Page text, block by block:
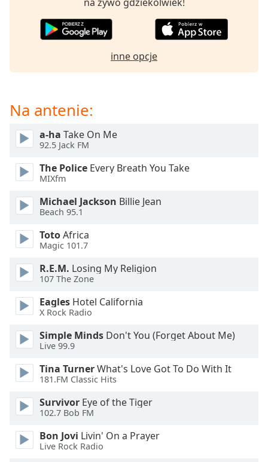
close
the
window.
Text
Color
Opacity
Color
Opacity
Caption
Area
Background
Color
Opacity
Font
inne opcje
Na antenie:
a-ha Take On Me
92.5 Jack FM
The Police Every Breath You Take
MIXfm
Michael Jackson Billie Jean
Beach 95.1
TotoAfrica
Magic 101.7
R.E.M. Losing My Religion
107 The Zone
Eagles Hotel California
X Rock Radio
Simple Minds Don't You (Forget About Me)
Live 99.9
Tina TurnerWhat's Love Got To Do With It
181.FM Classic Hits
Survivor Eye of the Tiger
102.7 Bob FM
Bon Jovi Livin' On a Prayer
Live Rock Radio